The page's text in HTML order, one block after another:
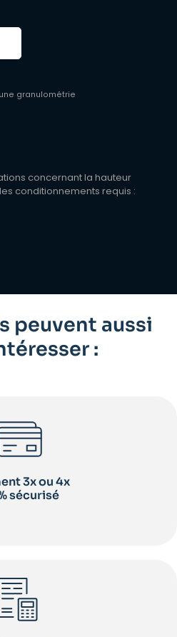
granulométrie
concernant la hauteur
conditionnements requis :
peuvent aussi
:
3x ou 4x
sécurisé